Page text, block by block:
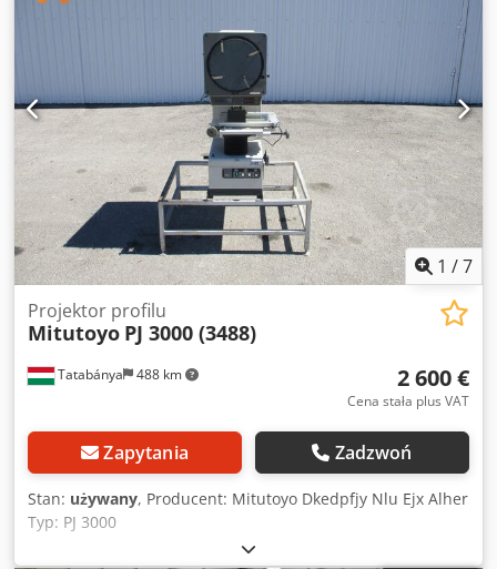
1870 mm
1 /7
Tatabánya 488 km
Projektor profilu
Mitutoyo PJ 3000 (3488)
2 600 €
Cena stała plus VAT
Zapytania Zadzwoń
Stan: używany, Producent: Mitutoyo Dkedpfjy Nlu Ejx Alher
Typ: PJ 3000